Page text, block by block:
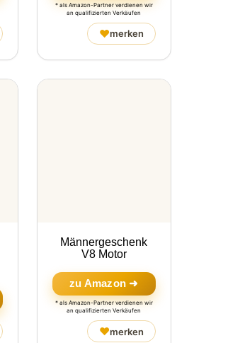
* als Amazon-Partner verdienen wir
an qualifizierten Verkäufen
♥merken
Männergeschenk
V8 Motor
zu Amazon ➜
* als Amazon-Partner verdienen wir
an qualifizierten Verkäufen
♥merken